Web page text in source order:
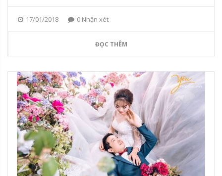
17/01/2018 0 Nhận xét
ĐỌC THÊM